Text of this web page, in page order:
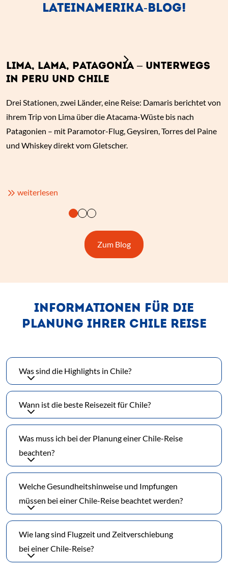
LATEINAMERIKA-BLOG!
Lima, Lama, Patagonia – Unterwegs
in Peru und Chile
Drei Stationen, zwei Länder, eine Reise: Damaris berichtet von
ihrem Trip von Lima über die Atacama-Wüste bis nach
Patagonien – mit Paramotor-Flug, Geysiren, Torres del Paine
und Whiskey direkt vom Gletscher.
weiterlesen
Zum Blog(Link öffnet einen neuen
INFORMATIONEN FÜR DIE
PLANUNG IHRER CHILE REISE
Was sind die Highlights in Chile?
Wann ist die beste Reisezeit für Chile?
Was muss ich bei der Planung einer Chile-Reise
beachten?
Welche Gesundheitshinweise und Impfungen
müssen bei einer Chile-Reise beachtet werden?
Wie lang sind Flugzeit und Zeitverschiebung
bei einer Chile-Reise?